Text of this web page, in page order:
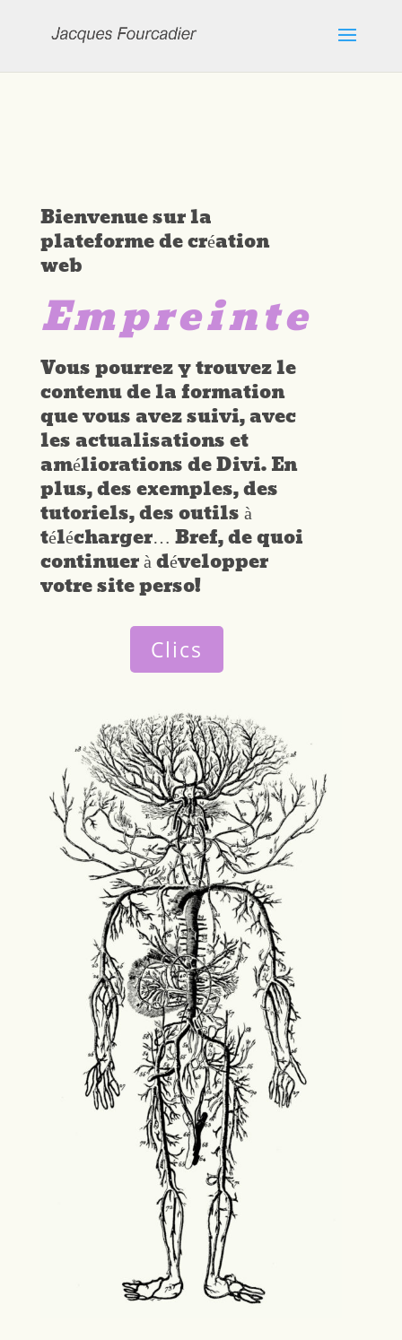
Bienvenue sur la
plateforme de création
web
Empreinte
Vous pourrez y trouvez le
contenu de la formation
que vous avez suivi, avec
les actualisations et
améliorations de Divi. En
plus, des exemples, des
tutoriels, des outils à
télécharger… Bref, de quoi
continuer à développer
votre site perso!
Clics